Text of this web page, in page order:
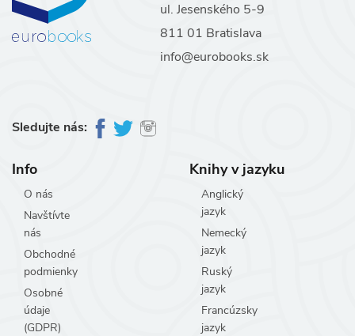
ul. Jesenského 5-9
811 01 Bratislava
info@eurobooks.sk
Sledujte nás:
Info
O nás
Navštívte
nás
Obchodné
podmienky
Osobné
údaje
(GDPR)
Knihy v jazyku
Anglický
jazyk
Nemecký
jazyk
Ruský
jazyk
Francúzsky
jazyk